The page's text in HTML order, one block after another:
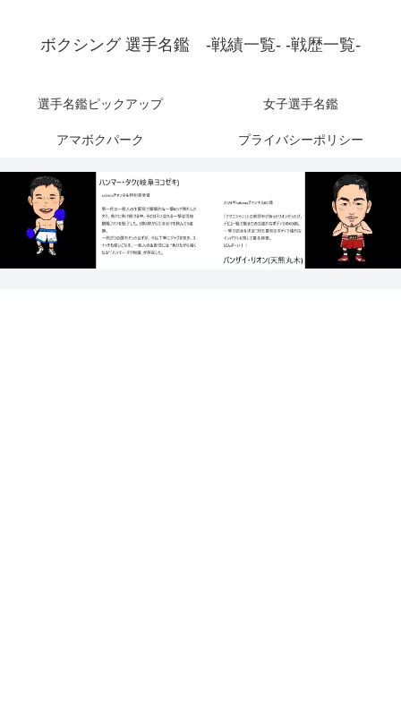
ボクシング 選手名鑑 -戦績一覧- -戦歴一覧-
選手名鑑ピックアップ 女子選手名鑑
アマボクパーク プライバシーポリシー